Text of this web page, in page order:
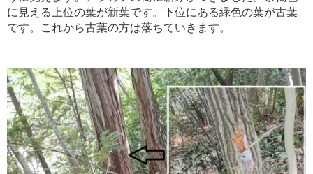
に見える上位の葉が新葉です。下位にある緑色の葉が古葉
です。これから古葉の方は落ちていきます。